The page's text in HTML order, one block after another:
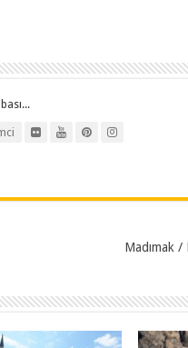
Madımak